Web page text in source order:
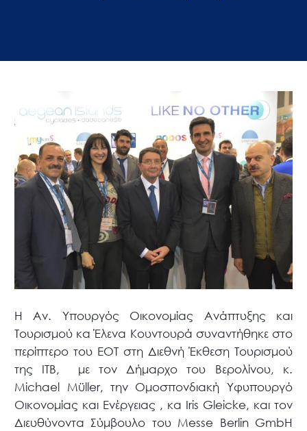
Η Αν. Υπουργός Οικονομίας Ανάπτυξης και
Τουρισμού κα Έλενα Κουντουρά συναντήθηκε στο
περίπτερο του ΕΟΤ στη Διεθνή Έκθεση Τουρισμού
της ITB, με τον Δήμαρχο του Βερολίνου, κ.
Michael Müller, την Ομοσπονδιακή Υφυπουργό
Οικονομίας και Ενέργειας , κα Iris Gleicke, και τον
Διευθύνοντα Σύμβουλο του Messe Berlin GmbH